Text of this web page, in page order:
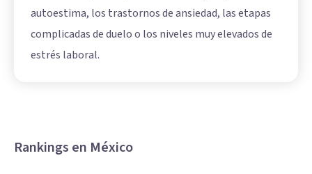
autoestima, los trastornos de ansiedad, las etapas
complicadas de duelo o los niveles muy elevados de
estrés laboral.
Rankings en México